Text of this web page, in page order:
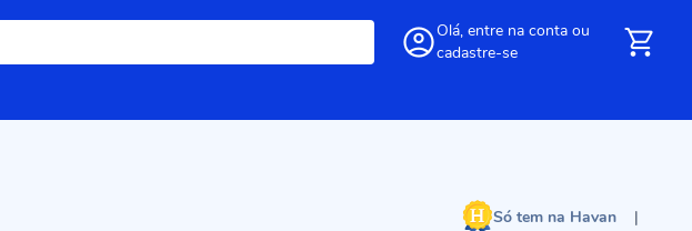
Olá, entre na conta ou
cadastre-se
Só tem na Havan |